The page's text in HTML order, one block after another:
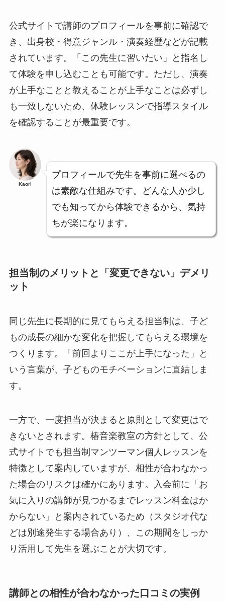
公式サイトで講師のプロフィールを事前に確認で
き、出身校・得意ジャンル・演奏経歴などが記載
されています。「この先生に習いたい」と指名し
て体験を申し込むことも可能です。ただし、演奏
が上手なことと教えることが上手なことは必ずし
も一致しないため、体験レッスンで指導スタイル
を確認することが最重要です。
Kaori
プロフィールで先生を事前に選べるの
は素敵な仕組みです。どんな人か少し
でも知ってから体験できるから、気持
ちが楽になります。
担当制のメリットと「変更できない」デメリ
ット
同じ先生に長期的に見てもらえる担当制は、子ど
もの成長の細かな変化を把握してもらえる環境を
つくります。「前回よりここが上手になった」と
いう言葉が、子どものモチベーションに直結しま
す。
一方で、一度担当が決まると原則として変更はで
きないとされます。椿音楽教室の方針として、公
式サイトでも担当制マンツーマン個人レッスンを
特徴として案内していますが、相性が合わなかっ
た場合のリスクは確かにあります。入会前に「お
気に入りの講師が見つかるまでレッスン料金はか
からない」と案内されているため（スタジオ代な
どは別途発生する場合あり）、この期間をしっか
り活用して先生を選ぶことが大切です。
講師との相性が合わなかった口コミの実例